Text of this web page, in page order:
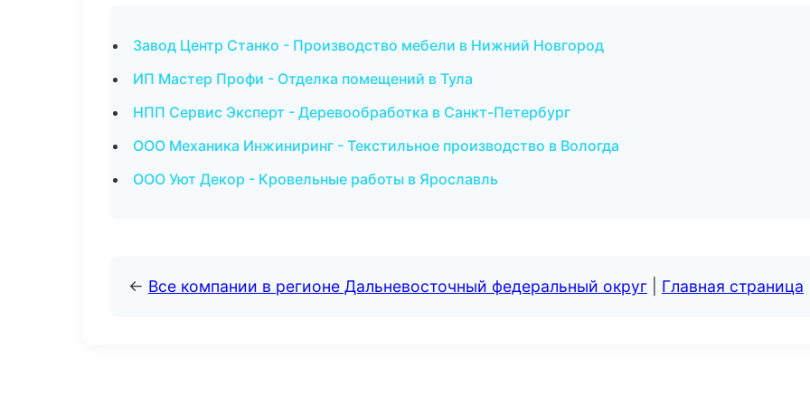
Завод Центр Станко - Производство мебели в Нижний Новгород
ИП Мастер Профи - Отделка помещений в Тула
НПП Сервис Эксперт - Деревообработка в Санкт-Петербург
ООО Механика Инжиниринг - Текстильное производство в Вологда
ООО Уют Декор - Кровельные работы в Ярославль
← Все компании в регионе Дальневосточный федеральный округ Главная страница